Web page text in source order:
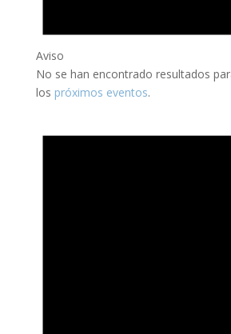
Aviso
No se han encontrado resultados
los próximos eventos.